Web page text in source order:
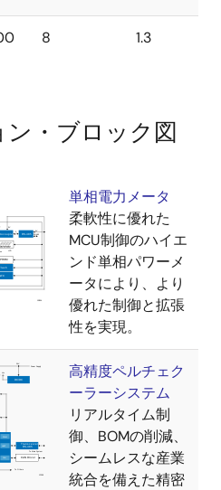
れていない場合に、高いRx
は高い駆動レベル(VOL = 1V
維持します。 ドライバ(Tx)
が過大になった場合にTx出
防止します。
8 1.3
・ブロック図
単相電力メータ
柔軟性に優れた
MCU制御のハイエ
ンド単相パワーメ
ータにより、より
優れた制御と拡張
性を実現。
高精度ペルチェク
ーラーシステム
リアルタイム制
御、BOMの削減、
シームレスな産業
統合を備えた精密